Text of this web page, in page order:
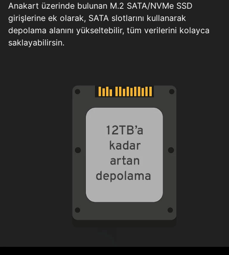
Anakart üzerinde bulunan M.2 SATA/NVMe SSD
girişlerine ek olarak, SATA slotlarını kullanarak
depolama alanını yükseltebilir, tüm verilerini kolayca
saklayabilirsin.